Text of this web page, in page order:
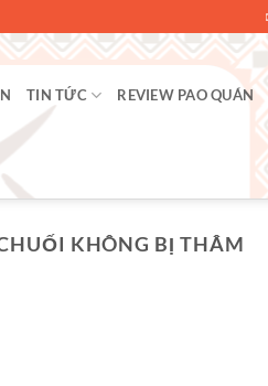
TIN TỨC REVIEW PAO QUÁN
KHÔNG BỊ THÂM